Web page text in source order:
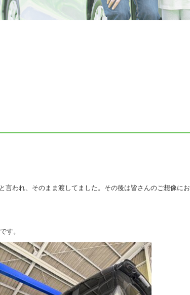
言われ、そのまま渡してました。その後は皆さんのご想像にお
す。